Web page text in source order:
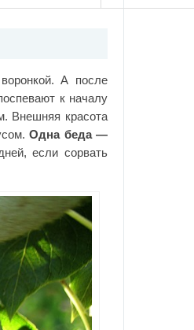
А после
к началу
Внешняя красота
Одна беда —
если сорвать